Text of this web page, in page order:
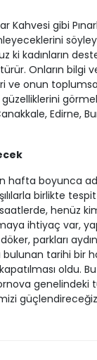
Kahvesi gibi
ki kadınların
Onların bilgi
onun
Edirne,
hafta boyunca
birlikte
henüz
ihtiyaç var,
parkları
bulunan tarihi bir
oldu.
genelindeki